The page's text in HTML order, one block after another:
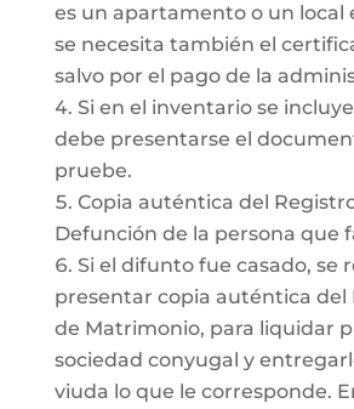
es un apartamento o un local
se necesita también el
salvo por el pago de la
Si en el inventario se
debe presentarse el
pruebe.
Copia auténtica del
Defunción de la persona que
Si el difunto fue casado, se
presentar copia auténtica del
de Matrimonio, para liquidar
sociedad conyugal y
viuda lo que le corresponde.